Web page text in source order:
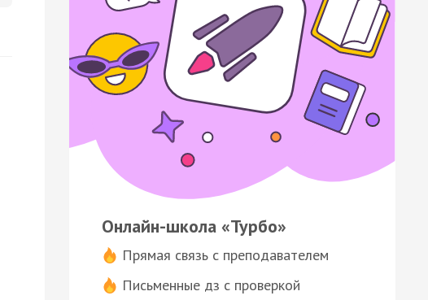
Онлайн-школа «Турбо»
Прямая связь с преподавателем
Письменные дз с проверкой